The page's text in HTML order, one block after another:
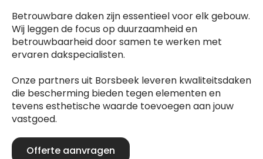
Betrouwbare daken zijn essentieel voor elk gebouw.
Wij leggen de focus op duurzaamheid en
betrouwbaarheid door samen te werken met
ervaren dakspecialisten.
Onze partners uit Borsbeek leveren kwaliteitsdaken
die bescherming bieden tegen elementen en
tevens esthetische waarde toevoegen aan jouw
vastgoed.
Offerte aanvragen